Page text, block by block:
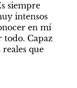
siempre
intensos
en mí
todo. Capaz
reales que